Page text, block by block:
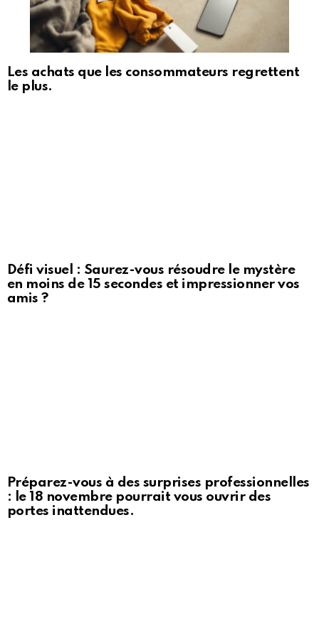
Les achats que les consommateurs regrettent
le plus.
Défi visuel : Saurez-vous résoudre le mystère
en moins de 15 secondes et impressionner vos
amis ?
Préparez-vous à des surprises professionnelles
: le 18 novembre pourrait vous ouvrir des
portes inattendues.